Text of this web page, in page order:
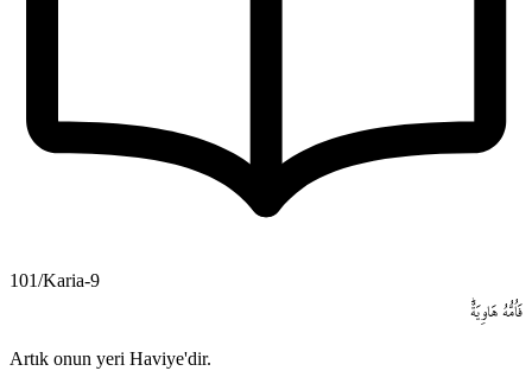
101/Karia-9
فَاُمُّهُ هَاوِيَةٌۜ
Artık onun yeri Haviye'dir.